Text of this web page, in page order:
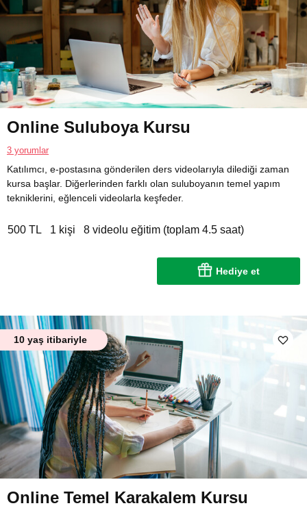
Online Suluboya Kursu
3 yorumlar
Katılımcı, e-postasına gönderilen ders videolarıyla dilediği zaman
kursa başlar. Diğerlerinden farklı olan suluboyanın temel yapım
tekniklerini, eğlenceli videolarla keşfeder.
500 TL 1 kişi 8 videolu eğitim (toplam 4.5 saat)
Hediye et
10 yaş itibariyle
Online Temel Karakalem Kursu